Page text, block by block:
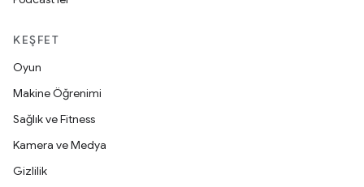
KEŞFET
Oyun
Makine Öğrenimi
Sağlık ve Fitness
Kamera ve Medya
Gizlilik